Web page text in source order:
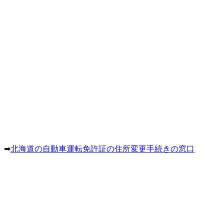
➡北海道の自動車運転免許証の住所変更手続きの窓口